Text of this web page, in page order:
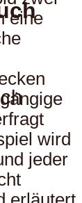
eine
wird
jeder